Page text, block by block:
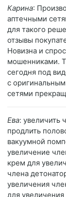
Карина:
аптечными
для такого
отзывы
Новизна и
мошенниками.
сегодня под
с
сетями
Ева: увеличить
продлить
вакуумной
увеличение
крем для
члена
увеличения
для